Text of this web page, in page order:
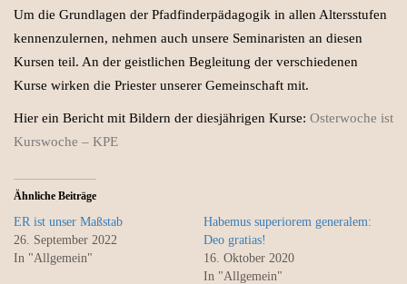
Um die Grundlagen der Pfadfinderpädagogik in allen Altersstufen
kennenzulernen, nehmen auch unsere Seminaristen an diesen
Kursen teil. An der geistlichen Begleitung der verschiedenen
Kurse wirken die Priester unserer Gemeinschaft mit.
Hier ein Bericht mit Bildern der diesjährigen Kurse: Osterwoche ist
Kurswoche – KPE
Ähnliche Beiträge
ER ist unser Maßstab
26. September 2022
In "Allgemein"
Habemus superiorem generalem:
Deo gratias!
16. Oktober 2020
In "Allgemein"